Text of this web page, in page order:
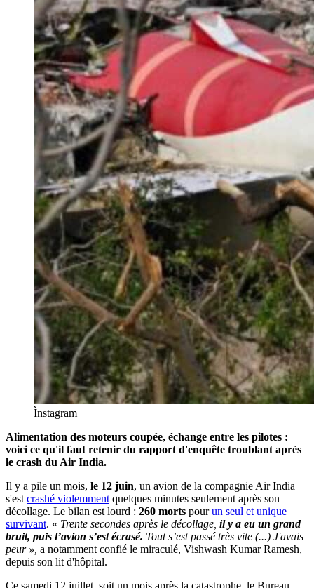
Ìnstagram
Alimentation des moteurs coupée, échange entre les pilotes :
voici ce qu'il faut retenir du rapport d'enquête troublant après
le crash du Air India.
Il y a pile un mois, le 12 juin, un avion de la compagnie Air India
s'est crashé violemment quelques minutes seulement après son
décollage. Le bilan est lourd : 260 morts pourun seul et unique
survivant. « Trente secondes après le décollage, il y a eu un grand
bruit, puis l’avion s’est écrasé. Tout s’est passé très vite (...) J'avais
peur », a notamment confié le miraculé, Vishwash Kumar Ramesh,
depuis son lit d'hôpital.
Ce samedi 12 juillet, soit un mois après la catastrophe, le Bureau